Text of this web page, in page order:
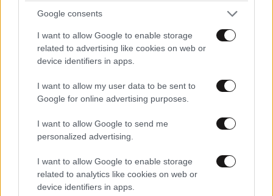
Google consents
I want to allow Google to enable storage
related to advertising like cookies on web or
device identifiers in apps.
I want to allow my user data to be sent to
Google for online advertising purposes.
I want to allow Google to send me
personalized advertising.
I want to allow Google to enable storage
related to analytics like cookies on web or
device identifiers in apps.
Σαν σήμερα 6 Αυγούστου: Πεθαίνει η Ρίτα
Σακελλαρίου, η λαϊκή ντίβα που έκανε τη ζωή
της τραγούδι